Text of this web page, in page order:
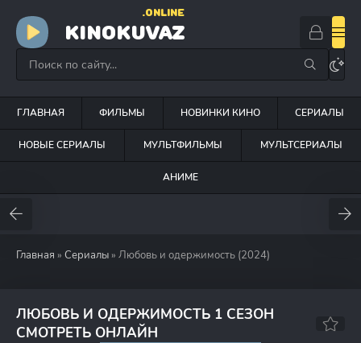
KINOKUVAZ
.ONLINE
ГЛАВНАЯ ФИЛЬМЫ НОВИНКИ КИНО СЕРИАЛЫ
НОВЫЕ СЕРИАЛЫ МУЛЬТФИЛЬМЫ МУЛЬТСЕРИАЛЫ
АНИМЕ
Главная » Сериалы » Любовь и одержимость (2024)
ЛЮБОВЬ И ОДЕРЖИМОСТЬ 1 СЕЗОН
СМОТРЕТЬ ОНЛАЙН
5.7